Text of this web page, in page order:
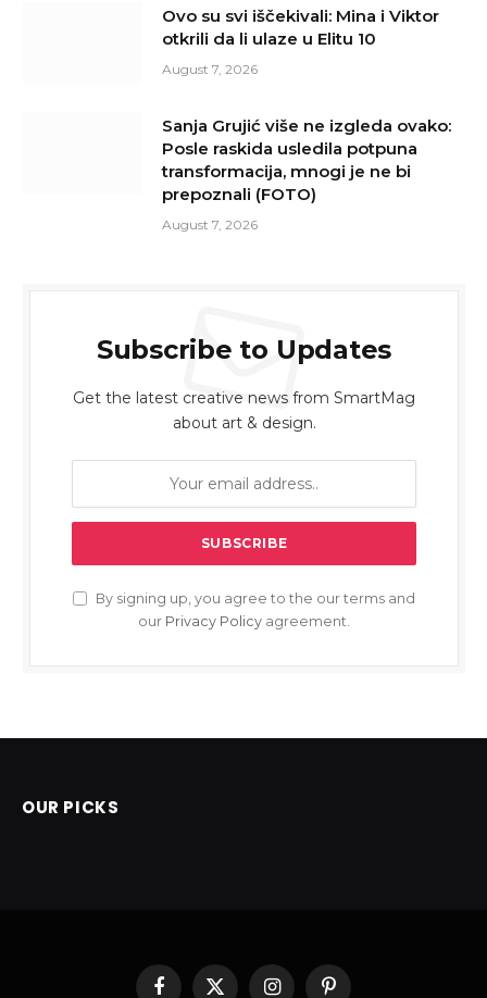
Ovo su svi iščekivali: Mina i Viktor
otkrili da li ulaze u Elitu 10
August 7, 2026
Sanja Grujić više ne izgleda ovako:
Posle raskida usledila potpuna
transformacija, mnogi je ne bi
prepoznali (FOTO)
August 7, 2026
Subscribe to Updates
Get the latest creative news from SmartMag
about art & design.
By signing up, you agree to the our terms and
our Privacy Policy agreement.
OUR PICKS